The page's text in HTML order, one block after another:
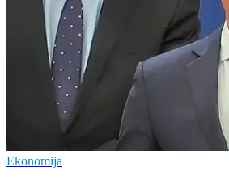
Ekonomija